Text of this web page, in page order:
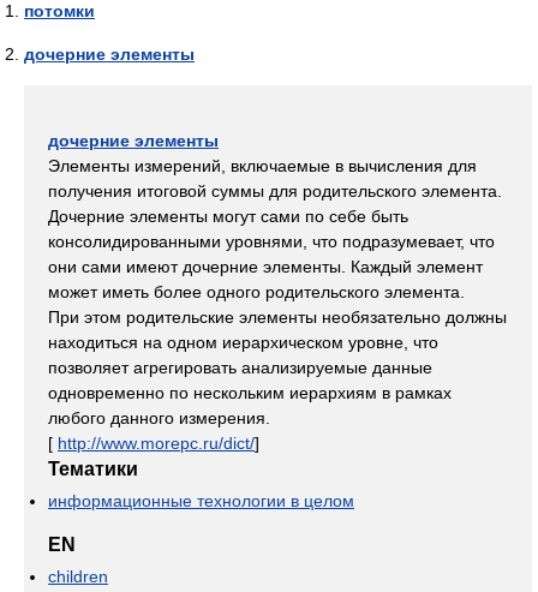
потомки
дочерние элементы
дочерние элементы
Элементы измерений, включаемые в вычисления для
получения итоговой суммы для родительского элемента.
Дочерние элементы могут сами по себе быть
консолидированными уровнями, что подразумевает, что
они сами имеют дочерние элементы. Каждый элемент
может иметь более одного родительского элемента.
При этом родительские элементы необязательно должны
находиться на одном иерархическом уровне, что
позволяет агрегировать анализируемые данные
одновременно по нескольким иерархиям в рамках
любого данного измерения.
[ http://www.morepc.ru/dict/]
Тематики
информационные технологии в целом
EN
children